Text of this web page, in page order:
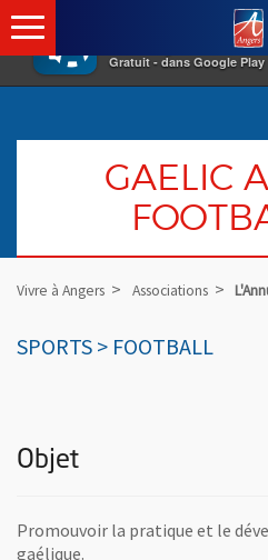
×
Gratuit - dans Google Play
GAELIC
Vivre à Angers Associations
SPORTS > FOOTBALL
Objet
Promouvoir la pratique et le
gaélique.